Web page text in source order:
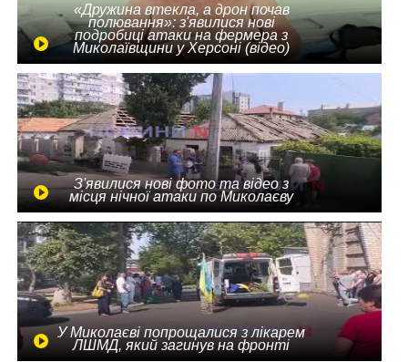
«Дружина втекла, а дрон почав
полювання»: з'явилися нові
подробиці атаки на фермера з
Миколаївщини у Херсоні (відео)
З'явилися нові фото та відео з
місця нічної атаки по Миколаєву
У Миколаєві попрощалися з лікарем
ЛШМД, який загинув на фронті